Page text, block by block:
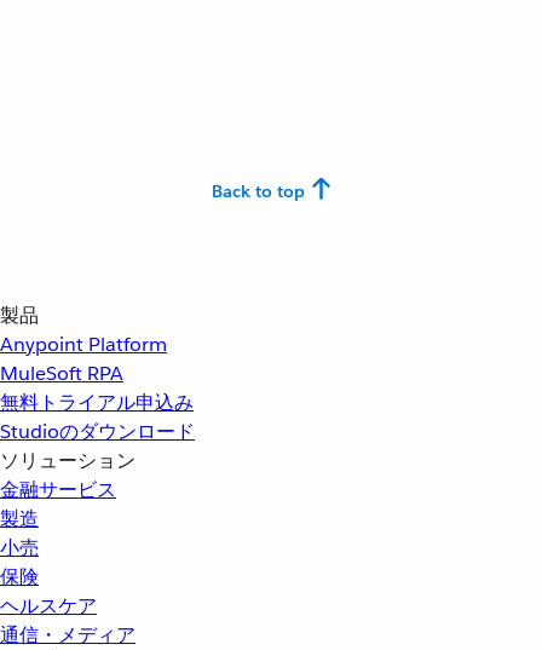
Back to top
製品
Anypoint Platform
MuleSoft RPA
無料トライアル申込み
Studioのダウンロード
ソリューション
金融サービス
製造
小売
保険
ヘルスケア
通信・メディア